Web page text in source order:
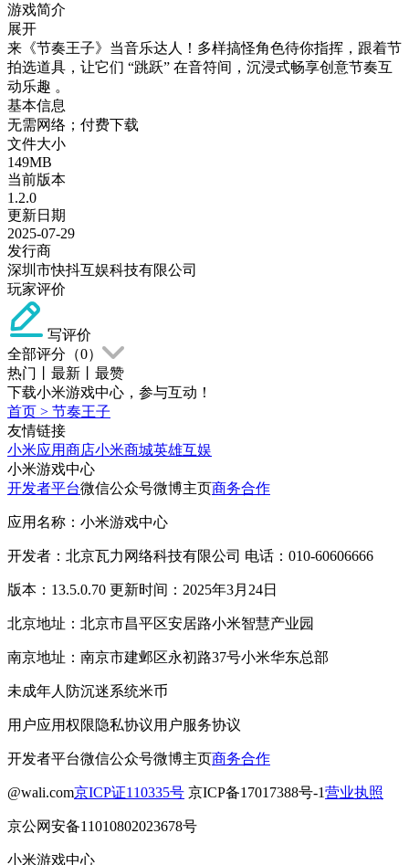
游戏简介
展开
来《节奏王子》当音乐达人！多样搞怪角色待你指挥，跟着节
拍选道具，让它们 “跳跃” 在音符间，沉浸式畅享创意节奏互
动乐趣 。
基本信息
无需网络；付费下载
文件大小
149MB
当前版本
1.2.0
更新日期
2025-07-29
发行商
深圳市快抖互娱科技有限公司
玩家评价
写评价
全部评分（0）
热门
最新
最赞
下载小米游戏中心，参与互动！
首页 > 节奏王子
友情链接
小米应用商店小米商城英雄互娱
小米游戏中心
开发者平台微信公众号微博主页商务合作
应用名称：小米游戏中心
开发者：北京瓦力网络科技有限公司 电话：010-60606666
版本：13.5.0.70 更新时间：2025年3月24日
北京地址：北京市昌平区安居路小米智慧产业园
南京地址：南京市建邺区永初路37号小米华东总部
未成年人防沉迷系统米币
用户应用权限隐私协议用户服务协议
开发者平台微信公众号微博主页商务合作
@wali.com京ICP证110335号 京ICP备17017388号-1营业执照
京公网安备11010802023678号
小米游戏中心